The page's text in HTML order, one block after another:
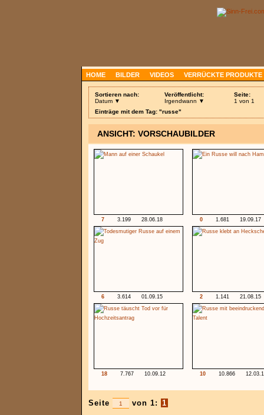
HOME BILDER VIDEOS VERRÜCKTE PRODUKTE
Sortieren nach:
Datum ▼
Veröffentlicht:
Irgendwann ▼
Seite:
1 von 1
Einträge mit dem Tag: "russe"
ANSICHT: VORSCHAUBILDER
7 3.199 28.06.18 0 1.681 19.09.17
6 3.614 01.09.15 2 1.141 21.08.15
18 7.767 10.09.12 10 10.866
Seite von 1: 1